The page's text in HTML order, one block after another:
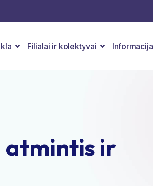
Filialai ir kolektyvai Informacija
atmintis ir